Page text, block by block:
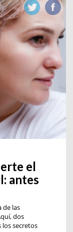
el
antes
de las
dos
los secretos